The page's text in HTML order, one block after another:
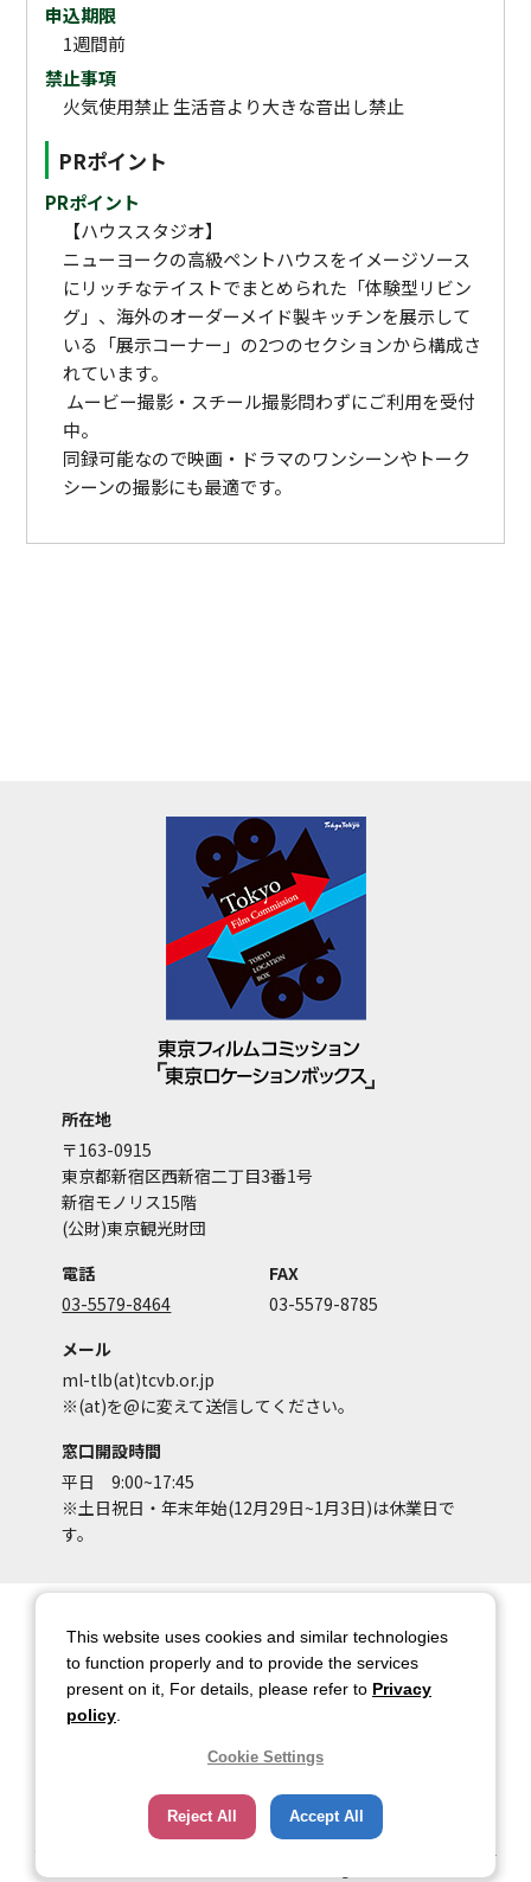
申込期限
1週間前
禁止事項
火気使用禁止 生活音より大きな音出し禁止
PRポイント
PRポイント
【ハウススタジオ】
ニューヨークの高級ペントハウスをイメージソース
にリッチなテイストでまとめられた「体験型リビン
グ」、海外のオーダーメイド製キッチンを展示して
いる「展示コーナー」の2つのセクションから構成さ
れています。
ムービー撮影・スチール撮影問わずにご利用を受付
中。
同録可能なので映画・ドラマのワンシーンやトーク
シーンの撮影にも最適です。
所在地
〒163-0915
東京都新宿区西新宿二丁目3番1号
新宿モノリス15階
(公財)東京観光財団
電話
03-5579-8464
FAX
03-5579-8785
メール
ml-tlb(at)tcvb.or.jp
※(at)を@に変えて送信してください。
窓口開設時間
平日 9:00~17:45
※土日祝日・年末年始(12月29日~1月3日)は休業日で
す。
アカウントポリシー
個人情報保護方針
著作権について
お問い合わせ
都庁総合ページへのリンク
トップページ
This website uses cookies and similar technologies
to function properly and to provide the services
present on it, For details, please refer to Privacy
policy
Cookie Settings
Reject All Accept All